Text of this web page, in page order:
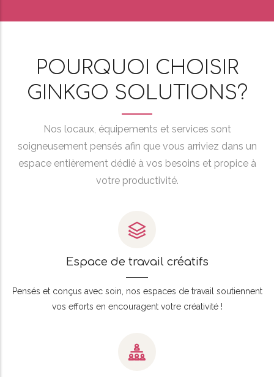
POURQUOI CHOISIR
GINKGO SOLUTIONS?
Nos locaux, équipements et services sont
soigneusement pensés afin que vous arriviez dans un
espace entièrement dédié à vos besoins et propice à
votre productivité.
Espace de travail créatifs
Pensés et conçus avec soin, nos espaces de travail soutiennent
vos efforts en encouragent votre créativité !